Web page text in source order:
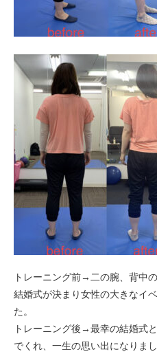
トレーニング前→二の腕、背中
結婚式が決まり女性の大きなイ
た。
トレーニング後→最幸の結婚式
でくれ、一生の思い出になりまし